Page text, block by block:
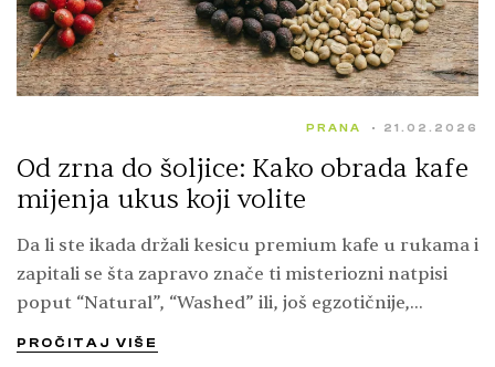
21.02.2026
PRANA
Od zrna do šoljice: Kako obrada kafe
mijenja ukus koji volite
Da li ste ikada držali kesicu premium kafe u rukama i
zapitali se šta zapravo znače ti misteriozni natpisi
poput “Natural”, “Washed” ili, još egzotičnije,
“Honey process”? Možda ste pomislili…
PROČITAJ VIŠE